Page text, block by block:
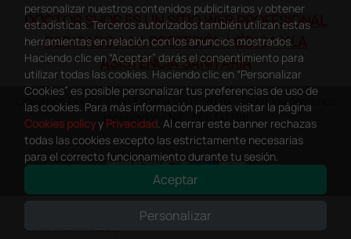
DOCTOR SHOP ES UN SITIO WEB PROFESIONAL
DEDICADO A LA PROFESIÓN MÉDICA Y LA
ASISTENCIA SANITARIA
Copyright Doctor Shop España 2005-2026 - Todos los derechos
reservados - NIF.: B66341298
This site is protected by reCAPTCHA and the Google
Terms of Service apply.
personalizar nuestros contenidos publicitarios y obtener
estadísticas. Terceros autorizados también utilizan estas
herramientas en relación con los anuncios mostrados.
Haciendo clic en “Aceptar” darás el consentimiento para
utilizar todas las cookies. Haciendo clic en “Personalizar
Cookies” es posible personalizar tus preferencias de uso de
las cookies. Para más información puedes visitar la página
Cookies policyy Privacidad. Al cerrar este banner rechazas
todas las cookies excepto las estrictamente necesarias
para el correcto funcionamiento durante tu sesión.
Aceptar
Personalizar